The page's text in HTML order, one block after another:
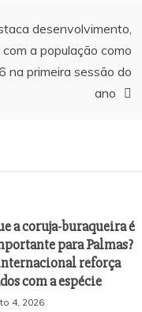
desenvolvimento,
a população como
na primeira sessão do
ano
a coruja-buraqueira é
para Palmas?
reforça
com a espécie
4, 2026